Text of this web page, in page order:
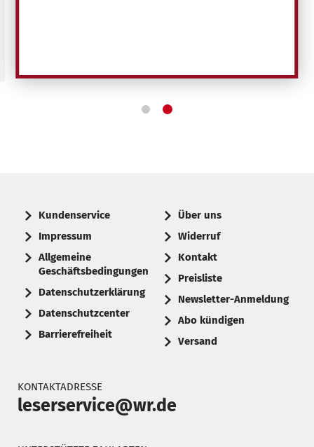
Kundenservice
Impressum
Allgemeine
Geschäftsbedingungen
Datenschutzerklärung
Datenschutzcenter
Barrierefreiheit
Über uns
Widerruf
Kontakt
Preisliste
Newsletter-Anmeldung
Abo kündigen
Versand
KONTAKTADRESSE
leserservice@wr.de